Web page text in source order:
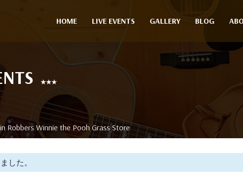
HOME LIVE EVENTS GALLERY BLOG
Robbers Winnie the Pooh Grass Store
した。